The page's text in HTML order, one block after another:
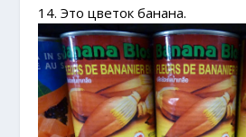
14. Это цветок банана.